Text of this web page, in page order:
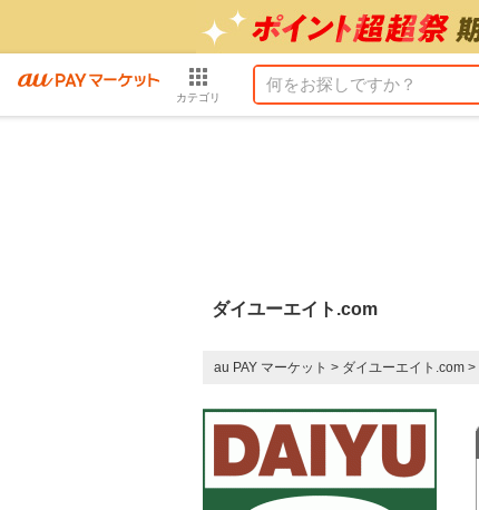
カテゴリ
ダイユーエイト.com
au PAY マーケット > ダイユーエイト.com >